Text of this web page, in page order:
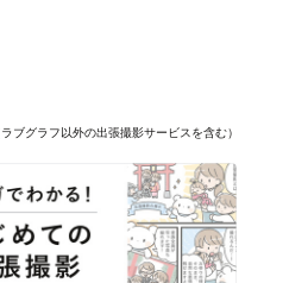
ブグラフ以外の出張撮影サービスを含む）